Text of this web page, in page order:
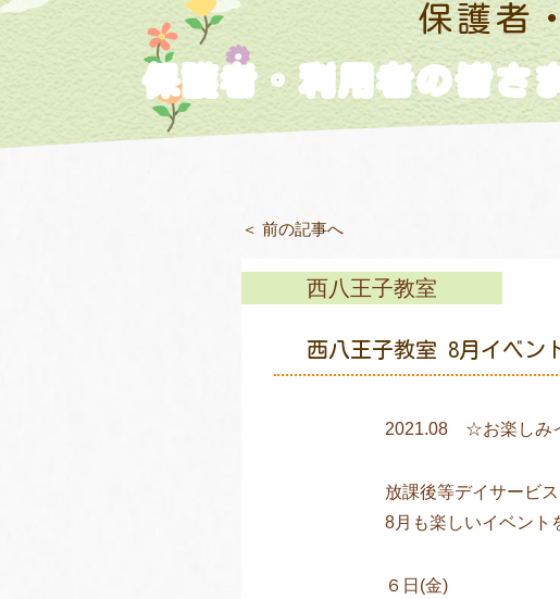
保護者
保護者・利用者の皆さ
＜ 前の記事へ
西八王子教室
西八王子教室 8月イベン
2021.08 ☆お楽しみ
放課後等デイサービ
8月も楽しいイベント
６日(金)